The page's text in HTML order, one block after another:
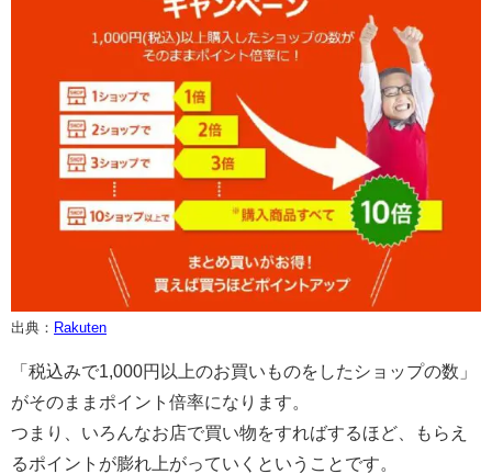
出典： Rakuten
「税込みで1,000円以上のお買いものをしたショップの数」
がそのままポイント倍率になります。
つまり、いろんなお店で買い物をすればするほど、もらえ
るポイントが膨れ上がっていくということです。